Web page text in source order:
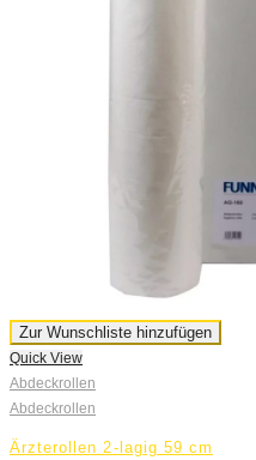
Zur Wunschliste hinzufügen
Quick View
Abdeckrollen
Abdeckrollen
Ärzterollen 2-lagig 59 cm